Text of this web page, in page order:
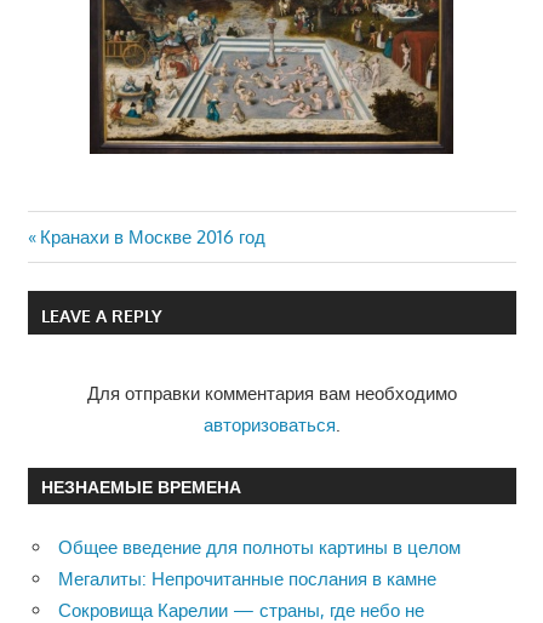
Навигация
по
Previous
Post:
Кранахи в Москве 2016 год
LEAVE A REPLY
Для отправки комментария вам необходимо
авторизоваться
НЕЗНАЕМЫЕ ВРЕМЕНА
Общее введение для полноты картины в целом
Мегалиты: Непрочитанные послания в камне
Сокровища Карелии — страны, где небо не